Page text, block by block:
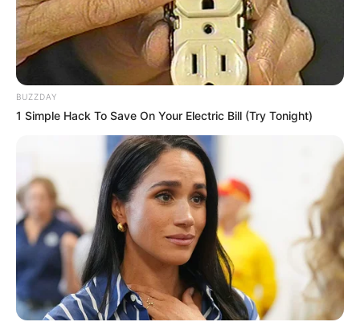
BUZZDAY
1 Simple Hack To Save On Your Electric Bill (Try Tonight)